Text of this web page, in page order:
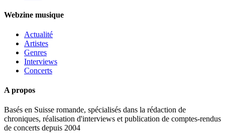
Webzine musique
Actualité
Artistes
Genres
Interviews
Concerts
A propos
Basés en Suisse romande, spécialisés dans la rédaction de
chroniques, réalisation d'interviews et publication de comptes-rendus
de concerts depuis 2004